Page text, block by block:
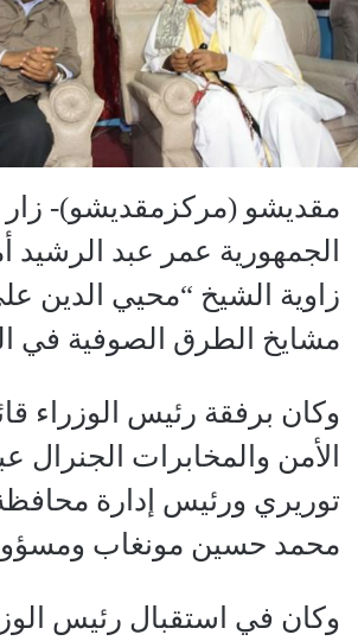
مقديشو (مركزمقديشو)- زار
الجمهورية عمر عبد
زاوية الشيخ “محيي الدين
مشايخ الطرق الصوفية في
وكان برفقة رئيس الوزراء
الأمن والمخابرات الجنرال
توريري ورئيس إدارة
محمد حسين مونغاب
وكان في استقبال رئيس